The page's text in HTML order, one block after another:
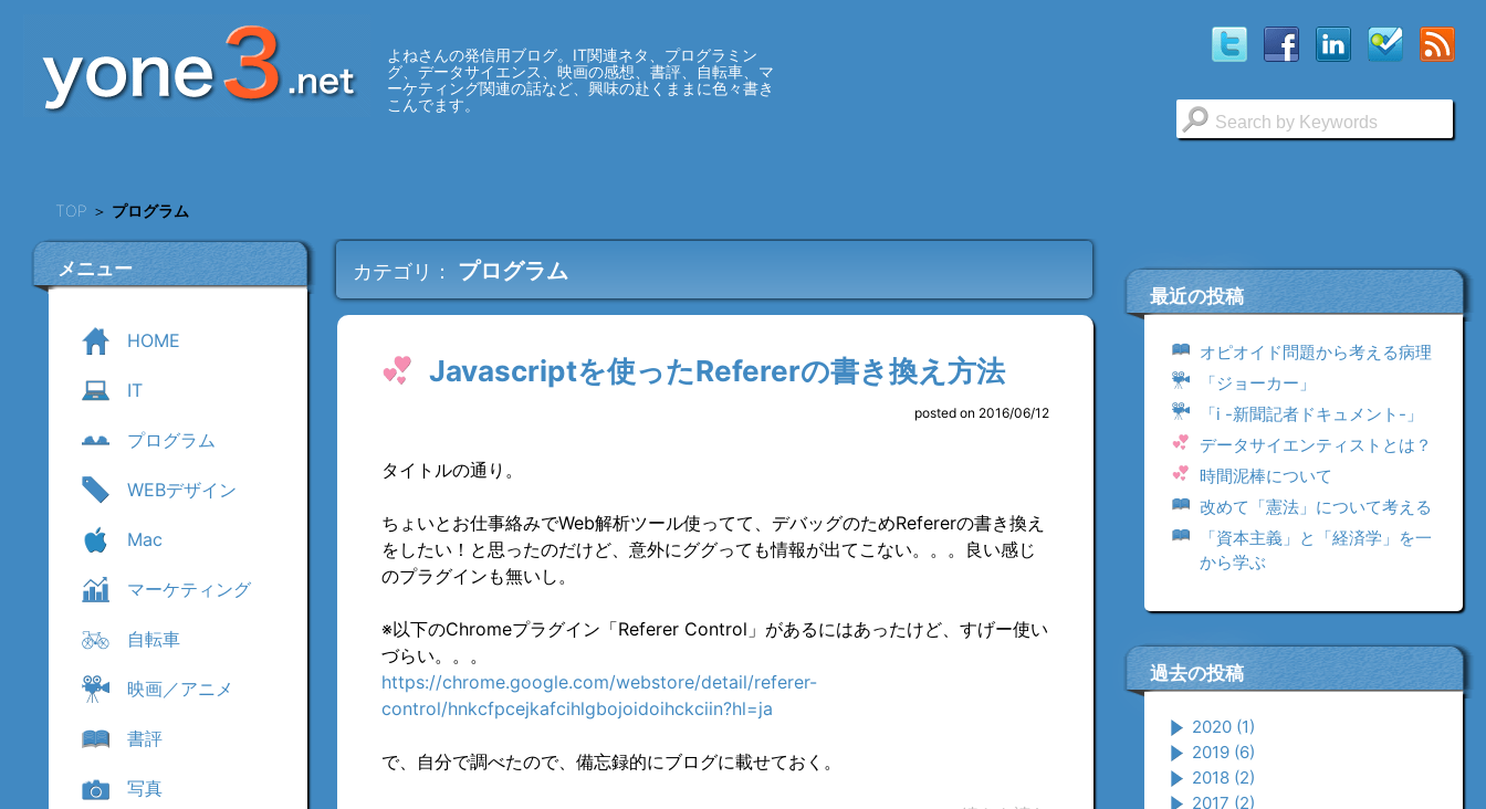
よねさんの発信用ブログ。IT関連ネタ、プログラミン
グ、データサイエンス、映画の感想、書評、自転車、マ
ーケティング関連の話など、興味の赴くままに色々書き
こんでます。
TOP ＞ プログラム
メニュー
HOME
IT
プログラム
WEBデザイン
Mac
マーケティング
自転車
映画／アニメ
書評
写真
最近の投稿
オピオイド問題から考える病理
「ジョーカー」
「i -新聞記者ドキュメント-」
データサイエンティストとは？
時間泥棒について
改めて「憲法」について考える
「資本主義」と「経済学」を一
から学ぶ
過去の投稿
2020 (1)
2019 (6)
2018 (2)
2017 (2)
カテゴリ： プログラム
Javascriptを使ったRefererの書き換え方法
posted on 2016/06/12
タイトルの通り。
ちょいとお仕事絡みでWeb解析ツール使ってて、デバッグのためRefererの書き換え
をしたい！と思ったのだけど、意外にググっても情報が出てこない。。。良い感じ
のプラグインも無いし。
※以下のChromeプラグイン「Referer Control」があるにはあったけど、すげー使い
づらい。。。
https://chrome.google.com/webstore/detail/referer-
control/hnkcfpcejkafcihlgbojoidoihckciin?hl=ja
で、自分で調べたので、備忘録的にブログに載せておく。